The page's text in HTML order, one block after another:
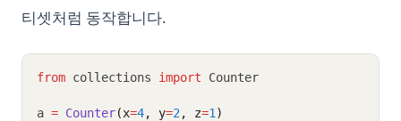
티셋처럼 동작합니다.
from collections import Counter
a = Counter(x=4, y=2 , z=1 )